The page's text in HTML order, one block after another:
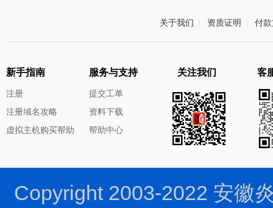
关于我们 资质证明 付
新手指南
注册
注册域名攻略
虚拟主机购买帮助
服务与支持
提交工单
资料下载
帮助中心
关注我们 客
Copyright 2003-2022 安徽